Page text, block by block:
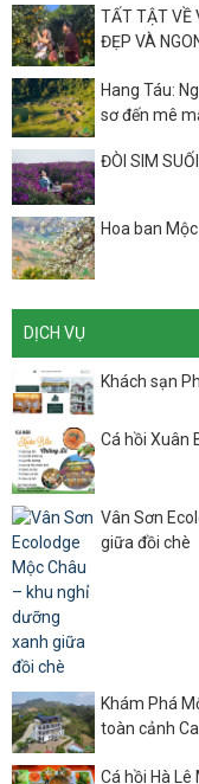
TẤT TẬT VỀ
ĐẸP VÀ
Hang Táu:
sơ đến mê
ĐÒI SIM
Hoa ban
DỊCH VỤ
Khách sạn
Cá hồi Xuân
Vân Sơn
giữa đồi chè
Khám Phá
toàn cảnh
Cá hồi Hà Lê